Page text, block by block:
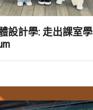
設計學: 走出課室學